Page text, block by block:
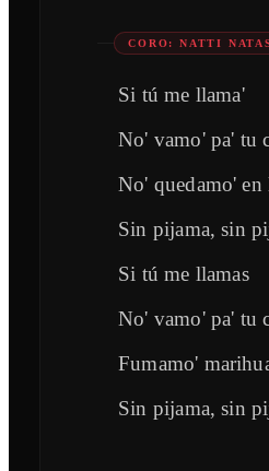
CORO: NATTI
Si tú me llama'
No' vamo' pa' tu
No' quedamo' en
Sin pijama, sin
Si tú me llamas
No' vamo' pa' tu
Fumamo'
Sin pijama, sin